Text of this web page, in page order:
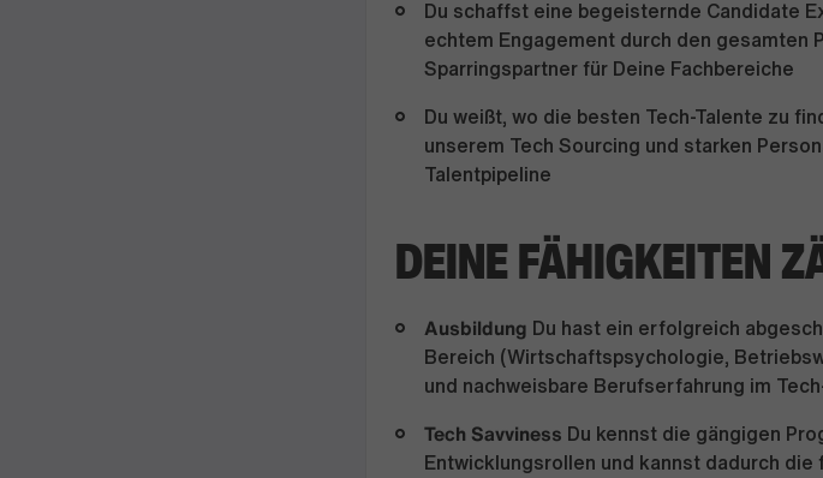
Du schaffst eine begeisternde Candidate
echtem Engagement durch den gesamten
Sparringspartner für Deine Fachbereiche
Du weißt, wo die besten Tech-Talente zu
unserem Tech Sourcing und starken
Talentpipeline
DEINE FÄHIGKEITEN
Ausbildung Du hast ein erfolgreich
Bereich (Wirtschaftspsychologie,
und nachweisbare Berufserfahrung im
Tech Savviness Du kennst die gängigen
Entwicklungsrollen und kannst dadurch